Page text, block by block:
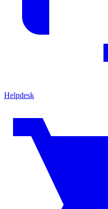
Helpdesk